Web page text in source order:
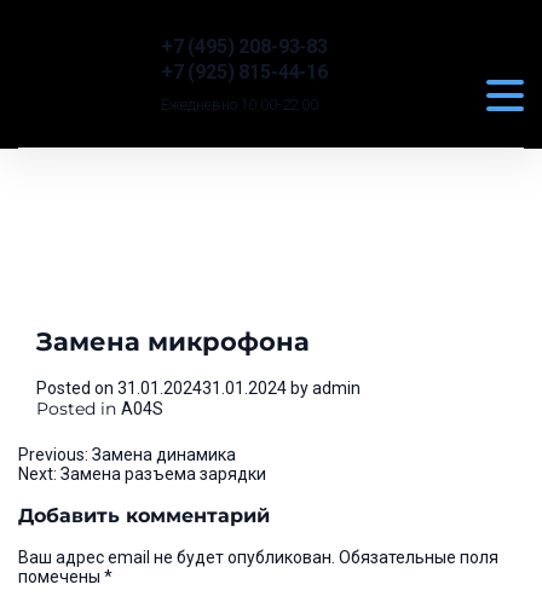
+7 (495) 208-93-83
+7 (925) 815-44-16
Ежедневно 10:00-22:00
Замена микрофона
Posted on 31.01.202431.01.2024 byadmin
Posted in A04S
Навигация
по
записям
Previous: Замена динамика
Next: Замена разъема зарядки
Добавить комментарий
Ваш адрес email не будет опубликован. Обязательные поля
помечены *